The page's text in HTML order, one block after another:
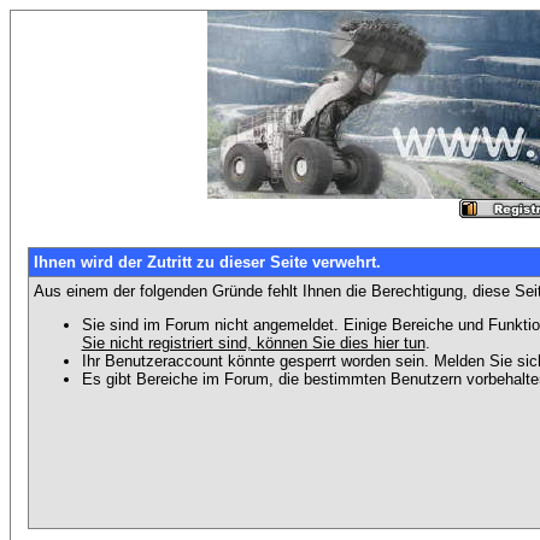
Ihnen wird der Zutritt zu dieser Seite verwehrt.
Aus einem der folgenden Gründe fehlt Ihnen die Berechtigung, diese
Sie sind im Forum nicht angemeldet. Einige Bereiche und
Sie nicht registriert sind, können Sie dies hier tun.
Ihr Benutzeraccount könnte gesperrt worden sein. Melden Sie
Es gibt Bereiche im Forum, die bestimmten Benutzern